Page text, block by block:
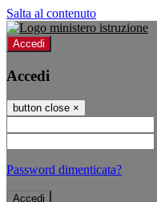
Salta al contenuto
Accedi
Accedi
button close ×
Password dimenticata?